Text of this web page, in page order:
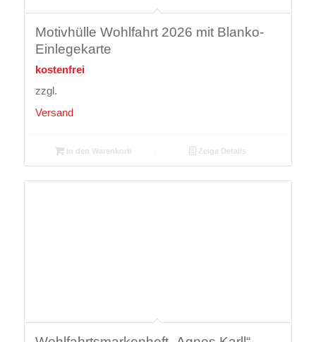
Motivhülle Wohlfahrt 2026 mit Blanko-
Einlegekarte
kostenfrei
zzgl.
Versand
In den Warenkorb Zeige Details